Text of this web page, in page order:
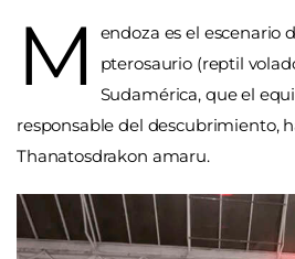
M
endoza es el escenario
pterosaurio (reptil
Sudamérica, que el
responsable del descubrimiento,
Thanatosdrakon amaru.